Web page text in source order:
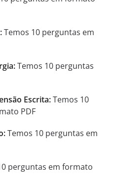
Temos 10 perguntas em
Temos 10 perguntas
Escrita:Temos 10
PDF
Temos 10 perguntas em
perguntas em formato